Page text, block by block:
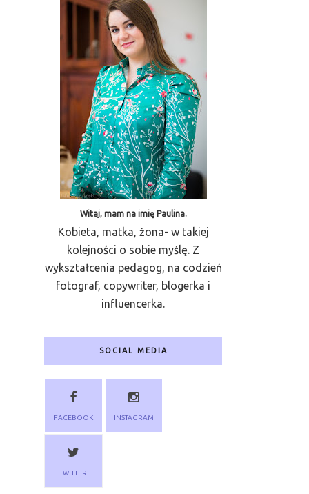
Witaj, mam na imię Paulina.
Kobieta, matka, żona- w takiej
kolejności o sobie myślę. Z
wykształcenia pedagog, na codzień
fotograf, copywriter, blogerka i
influencerka.
SOCIAL MEDIA
FACEBOOK INSTAGRAM
TWITTER